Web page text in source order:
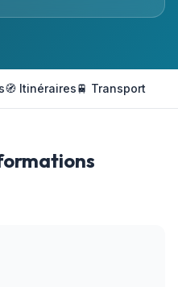
🧭 Itinéraires🚆 Transport